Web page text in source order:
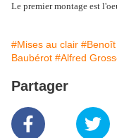
Le premier montage est
#Mises au clair #Benoît
Baubérot #Alfred
Partager